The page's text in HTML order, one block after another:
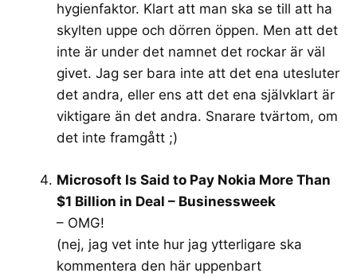
hygienfaktor. Klart att man ska se till att ha
skylten uppe och dörren öppen. Men att det
inte är under det namnet det rockar är väl
givet. Jag ser bara inte att det ena utesluter
det andra, eller ens att det ena självklart är
viktigare än det andra. Snarare tvärtom, om
det inte framgått ;)
Microsoft Is Said to Pay Nokia More Than
$1 Billion in Deal – Businessweek
– OMG!
(nej, jag vet inte hur jag ytterligare ska
kommentera den här uppenbart